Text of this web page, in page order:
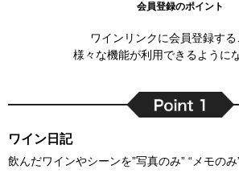
会員登録のポイント
ワインリンクに会員登録す
様々な機能が利用できるように
ワイン日記
飲んだワインやシーンを”写真のみ” “メモの